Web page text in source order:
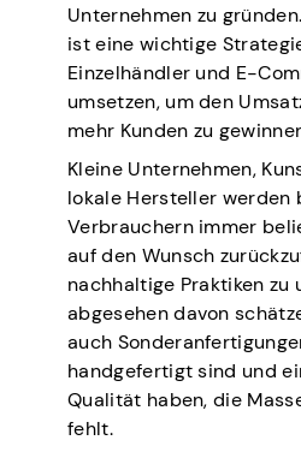
Unternehmen zu
ist eine wichtige
Einzelhändler und E-
umsetzen, um den
mehr Kunden zu
Kleine Unternehmen,
lokale Hersteller werden
Verbrauchern immer
auf den Wunsch
nachhaltige Praktiken zu
abgesehen davon
auch
handgefertigt sind und
Qualität haben, die
fehlt.